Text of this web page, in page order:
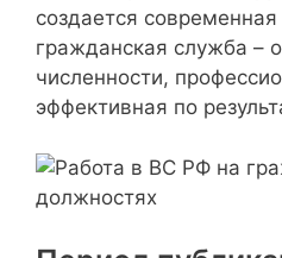
создается
гражданская служба –
численности,
эффективная по